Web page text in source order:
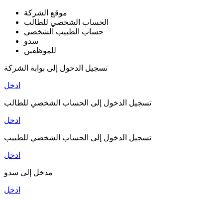
موقع الشركة
الحساب الشخصي للطالب
حساب الطبيب الشخصي
سدو
للموظفين
تسجيل الدخول إلى بوابة الشركة
ادخل
تسجيل الدخول إلى الحساب الشخصي للطالب
ادخل
تسجيل الدخول إلى الحساب الشخصي للطبيب
ادخل
مدخل إلى سدو
ادخل